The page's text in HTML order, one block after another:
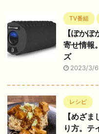
TV番組
【ぽか
寄せ情報
ズ
2023/3/6
レシピ
【めざ
り方。テ